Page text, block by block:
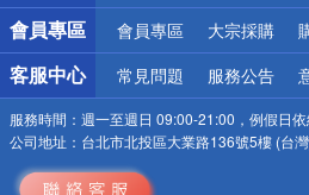
會員專區 會員專區 大宗採購
客服中心 常見問題 服務公告
服務時間： 週一至週日 09:00-21:00，例假日
公司地址： 台北市北投區大業路136號5樓 (台